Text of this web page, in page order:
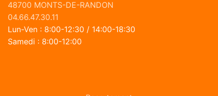
48700 MONTS-DE-RANDON
04.66.47.30.11
Lun-Ven : 8:00-12:30 / 14:00-18:30
Samedi : 8:00-12:00